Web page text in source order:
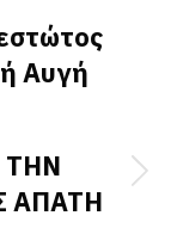
Αυγή
ΤΗΝ
ΑΠΑΤΗ